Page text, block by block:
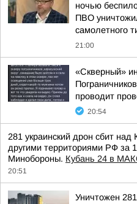
ночью
ПВО
самолетного
21:00
«Скверный»
проводит
20:54
281 украинский дрон сбит
другими территориями РФ за
Минобороны. Кубань 24 в
20:51
Уничтожен